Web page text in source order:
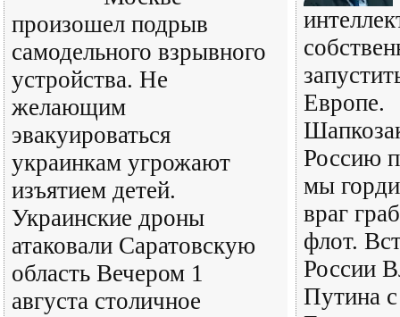
произошел подрыв
самодельного взрывного
устройства. Не
желающим
эвакуироваться
украинкам угрожают
изъятием детей.
Украинские дроны
атаковали Саратовскую
область Вечером 1
августа столичное
Европе.
Россию
мы
враг
флот.
России
Путина